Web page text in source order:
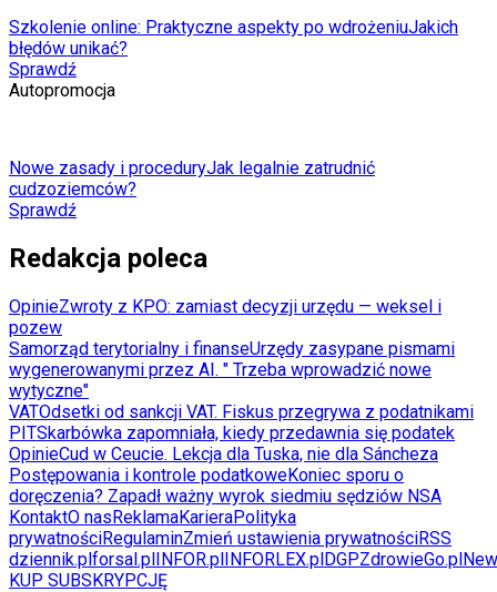
Szkolenie online: Praktyczne aspekty po wdrożeniuJakich
błędów unikać?
Sprawdź
Autopromocja
Nowe zasady i proceduryJak legalnie zatrudnić
cudzoziemców?
Sprawdź
Redakcja poleca
OpinieZwroty z KPO: zamiast decyzji urzędu — weksel i
pozew
Samorząd terytorialny i finanseUrzędy zasypane pismami
wygenerowanymi przez AI. " Trzeba wprowadzić nowe
wytyczne"
VATOdsetki od sankcji VAT. Fiskus przegrywa z podatnikami
PITSkarbówka zapomniała, kiedy przedawnia się podatek
OpinieCud w Ceucie. Lekcja dla Tuska, nie dla Sáncheza
Postępowania i kontrole podatkoweKoniec sporu o
doręczenia? Zapadł ważny wyrok siedmiu sędziów NSA
KontaktO nasReklamaKarieraPolityka
prywatnościRegulaminZmień ustawienia prywatnościRSS
dziennik.plforsal.plINFOR.plINFORLEX.plDGPZdrowieGo.pl
KUP SUBSKRYPCJĘ